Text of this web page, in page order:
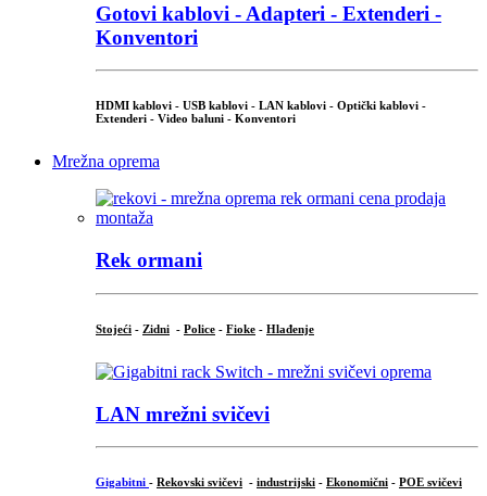
Gotovi kablovi - Adapteri - Extenderi -
Konventori
HDMI kablovi - USB kablovi - LAN kablovi - Optički kablovi -
Extenderi - Video baluni - Konventori
Mrežna oprema
Rek ormani
Stojeći - Zidni - Police - Fioke - Hlađenje
LAN mrežni svičevi
Gigabitni - Rekovski svičevi - industrijski - Ekonomični - POE svičevi